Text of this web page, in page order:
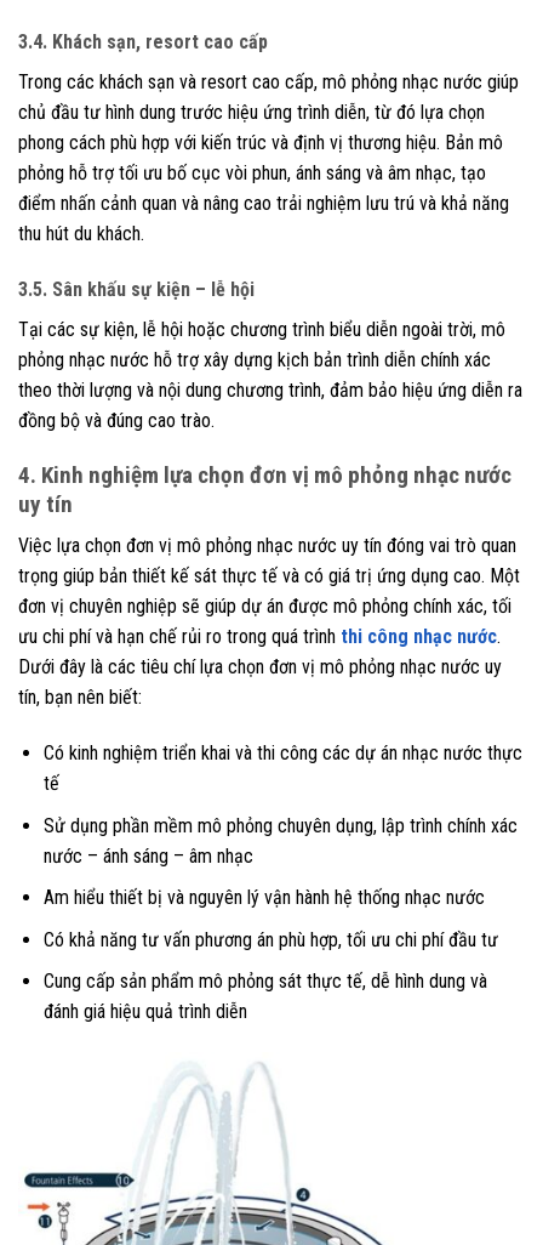
3.4. Khách sạn, resort cao cấp
Trong các khách sạn và resort cao cấp, mô phỏng nhạc nước giúp
chủ đầu tư hình dung trước hiệu ứng trình diễn, từ đó lựa chọn
phong cách phù hợp với kiến trúc và định vị thương hiệu. Bản mô
phỏng hỗ trợ tối ưu bố cục vòi phun, ánh sáng và âm nhạc, tạo
điểm nhấn cảnh quan và nâng cao trải nghiệm lưu trú và khả năng
thu hút du khách.
3.5. Sân khấu sự kiện – lễ hội
Tại các sự kiện, lễ hội hoặc chương trình biểu diễn ngoài trời, mô
phỏng nhạc nước hỗ trợ xây dựng kịch bản trình diễn chính xác
theo thời lượng và nội dung chương trình, đảm bảo hiệu ứng diễn ra
đồng bộ và đúng cao trào.
4. Kinh nghiệm lựa chọn đơn vị mô phỏng nhạc nước
uy tín
Việc lựa chọn đơn vị mô phỏng nhạc nước uy tín đóng vai trò quan
trọng giúp bản thiết kế sát thực tế và có giá trị ứng dụng cao. Một
đơn vị chuyên nghiệp sẽ giúp dự án được mô phỏng chính xác, tối
ưu chi phí và hạn chế rủi ro trong quá trình thi công nhạc nước.
Dưới đây là các tiêu chí lựa chọn đơn vị mô phỏng nhạc nước uy
tín, bạn nên biết:
Có kinh nghiệm triển khai và thi công các dự án nhạc nước thực
tế
Sử dụng phần mềm mô phỏng chuyên dụng, lập trình chính xác
nước – ánh sáng – âm nhạc
Am hiểu thiết bị và nguyên lý vận hành hệ thống nhạc nước
Có khả năng tư vấn phương án phù hợp, tối ưu chi phí đầu tư
Cung cấp sản phẩm mô phỏng sát thực tế, dễ hình dung và
đánh giá hiệu quả trình diễn